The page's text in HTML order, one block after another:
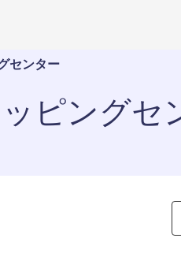
センター
ピングセ